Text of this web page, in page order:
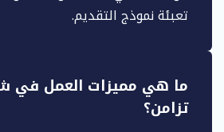
تعبئة نموذج التقديم.
ما هي مميزات العمل في
تزامن؟